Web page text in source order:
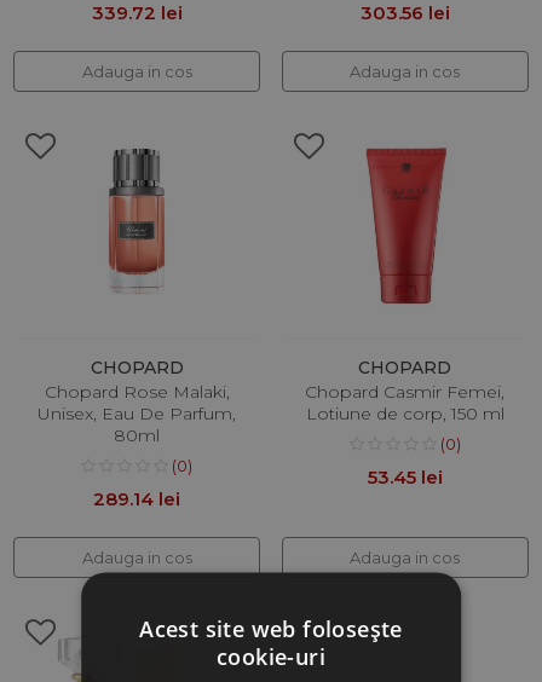
339.72 lei
Adauga in cos
303.56 lei
Adauga in cos
CHOPARD
Chopard Rose Malaki,
Unisex, Eau De Parfum,
80ml
(0)
289.14 lei
Adauga in cos
CHOPARD
Chopard Casmir Femei,
Lotiune de corp, 150 ml
(0)
53.45 lei
Adauga in cos
Acest site web folosește
cookie-uri